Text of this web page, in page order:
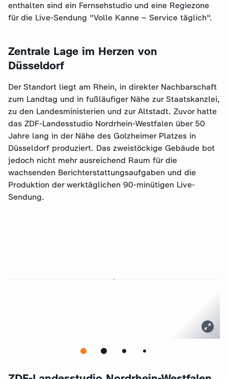
enthalten sind ein Fernsehstudio und eine Regiezone
für die Live-Sendung "Volle Kanne – Service täglich".
Zentrale Lage im Herzen von
Düsseldorf
Der Standort liegt am Rhein, in direkter Nachbarschaft
zum Landtag und in fußläufiger Nähe zur Staatskanzlei,
zu den Landesministerien und zur Altstadt. Zuvor hatte
das ZDF-Landesstudio Nordrhein-Westfalen über 50
Jahre lang in der Nähe des Golzheimer Platzes in
Düsseldorf produziert. Das zweistöckige Gebäude bot
jedoch nicht mehr ausreichend Raum für die
wachsenden Berichterstattungsaufgaben und die
Produktion der werktäglichen 90-minütigen Live-
Sendung.